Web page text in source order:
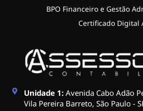
BPO Financeiro e Gestão
Certificado Digital
Unidade 1: Avenida Cabo Adão
Vila Pereira Barreto, São Paulo -